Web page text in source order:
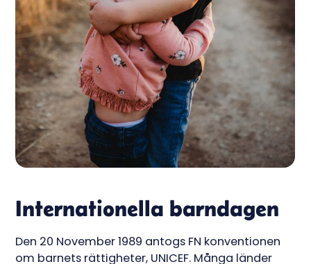
Internationella barndagen
Den 20 November 1989 antogs FN konventionen
om barnets rättigheter, UNICEF. Många länder